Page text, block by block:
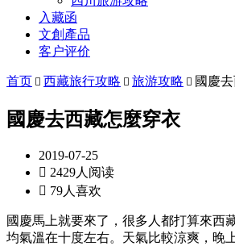
入藏函
文創產品
客户评价
首页  西藏旅行攻略  旅游攻略  國慶
國慶去西藏怎麼穿衣
2019-07-25
 2429人阅读
 79人喜欢
國慶馬上就要來了，很多人都打算來西
均氣溫在十度左右。天氣比較涼爽，晚